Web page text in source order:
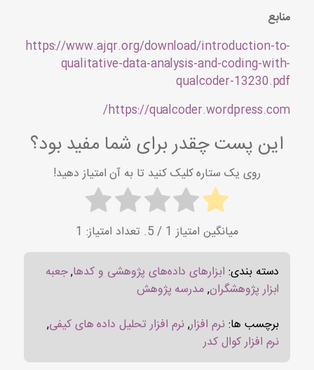
منابع
https://www.ajqr.org/download/introduction-to-
qualitative-data-analysis-and-coding-with-
qualcoder-13230.pdf
https://qualcoder.wordpress.com/
این پست چقدر برای شما مفید بود؟
روی یک ستاره کلیک کنید تا به آن امتیاز دهید!
میانگین امتیاز 1 / 5. تعداد امتیاز: 1
دسته بندی: ابزارهای داده‌های پژوهشی و کدها,جعبه
ابزار پژوهشگران,مدرسه پژوهش
برچسب ها:نرم افزار,نرم افزار تحلیل داده های کیفی,
نرم افزار کوال کدر